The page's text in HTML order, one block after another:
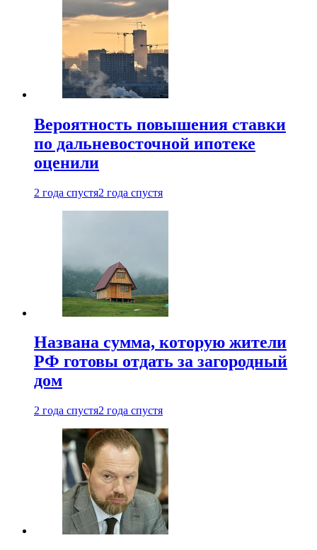
Вероятность повышения ставки
по дальневосточной ипотеке
оценили
2 года спустя2 года спустя
Названа сумма, которую жители
РФ готовы отдать за загородный
дом
2 года спустя2 года спустя